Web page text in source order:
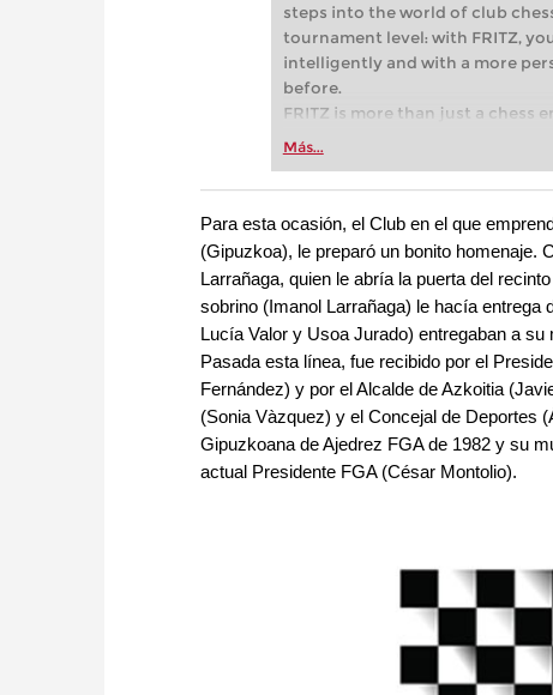
steps into the world of club
tournament level: with FRITZ,
intelligently and with a more
before.
FRITZ is more than just a chess
Whether you’re taking your first
more efficiently, intelligently
approach than ever before.
Más...
Para esta ocasión, el Club en el que
(Gipuzkoa), le preparó un bonito homenaje.
Larrañaga, quien le abría la puerta del
sobrino (Imanol Larrañaga) le hacía
Lucía Valor y Usoa Jurado) entregaban a
Pasada esta línea, fue recibido por el
Fernández) y por el Alcalde de Azkoitia
(Sonia Vàzquez) y el Concejal de Deportes
Gipuzkoana de Ajedrez FGA de 1982 y su
actual Presidente FGA (César Montolio).